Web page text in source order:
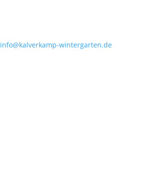
info@kalverkamp-wintergarten.de